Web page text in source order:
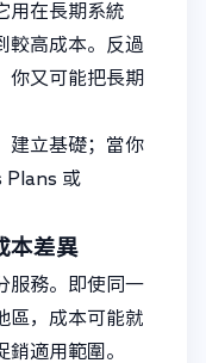
用在長期系統
較高成本。反過
你又可能把長期
建立基礎；當你
Plans 或
本差異
服務。即使同一
區，成本可能就
適用範圍。